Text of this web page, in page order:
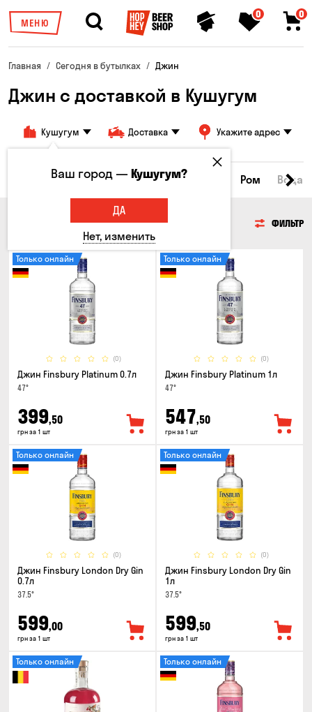
МЕНЮ
0 0
Главная Сегодня в бутылках Джин
Джин с доставкой в Кушугум
Кушугум Доставка Укажите адрес
Коньяки и бренди Джин Ром Вода
ФИЛЬТР
(0)
Только онлайн
Джин Finsbury Platinum 0.7л
47°
399,50
грн за 1 шт
(0)
Только онлайн
Джин Finsbury Platinum 1л
47°
547,50
грн за 1 шт
(0)
Только онлайн
Джин Finsbury London Dry Gin
0.7л
37.5°
599,00
грн за 1 шт
(0)
Только онлайн
Джин Finsbury London Dry Gin
1л
37.5°
599,50
грн за 1 шт
Только онлайн Только онлайн
Ваш город —Кушугум?
ДА
Нет, изменить